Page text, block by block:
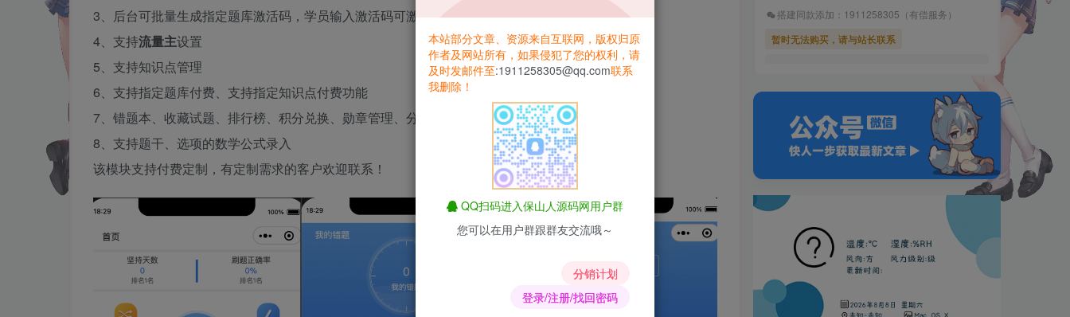
3、后台可批量生成指定题库激活码，学员输入激活码可激活指定题库（可以做线下收费）
4、支持流量主设置
5、支持知识点管理
6、支持指定题库付费、支持指定知识点付费功能
7、错题本、收藏试题、排行榜、积分兑换、勋章管理、分享得积分等等~
8、支持题干、选项的数学公式录入
该模块支持付费定制，有定制需求的客户欢迎联系！
搭建同款添加：1911258305（有偿服务）
暂时无法购买，请与站长联系
本站部分文章、资源来自互联网，版权归原
作者及网站所有，如果侵犯了您的权利，请
及时发邮件至:1911258305@qq.com联系
我删除！
QQ扫码进入保山人源码网用户群
您可以在用户群跟群友交流哦～
分销计划
登录/注册/找回密码